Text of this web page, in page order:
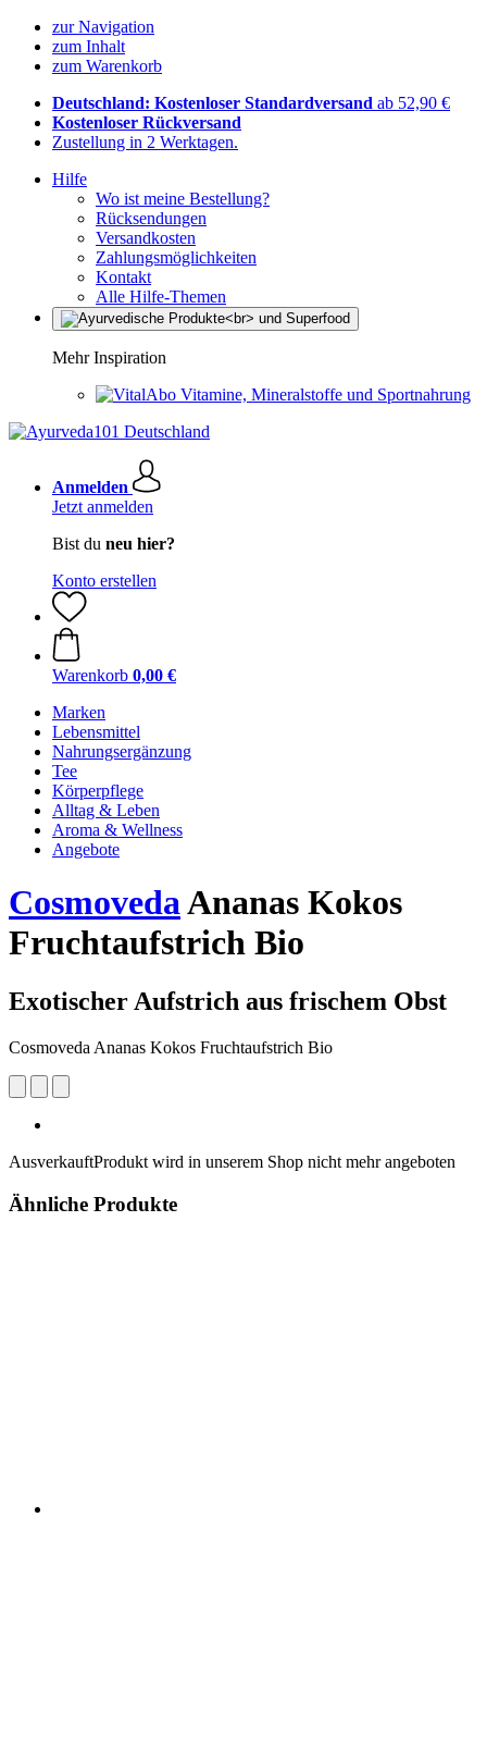
zur Navigation
zum Inhalt
zum Warenkorb
Deutschland: Kostenloser Standardversand ab 52,90 €
Kostenloser Rückversand
Zustellung in 2 Werktagen.
Hilfe
Wo ist meine Bestellung?
Rücksendungen
Versandkosten
Zahlungsmöglichkeiten
Kontakt
Alle Hilfe-Themen
Mehr Inspiration
Vitamine, Mineralstoffe und Sportnahrung
Anmelden
Jetzt anmelden
Bist du neu hier?
Konto erstellen
Warenkorb 0,00 €
Marken
Lebensmittel
Nahrungsergänzung
Tee
Körperpflege
Alltag & Leben
Aroma & Wellness
Angebote
CosmovedaAnanas Kokos
Fruchtaufstrich Bio
Exotischer Aufstrich aus frischem Obst
Cosmoveda Ananas Kokos Fruchtaufstrich Bio
AusverkauftProdukt wird in unserem Shop nicht mehr angeboten
Ähnliche Produkte